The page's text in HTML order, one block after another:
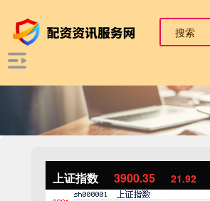
上证指数 3900.35 21.92